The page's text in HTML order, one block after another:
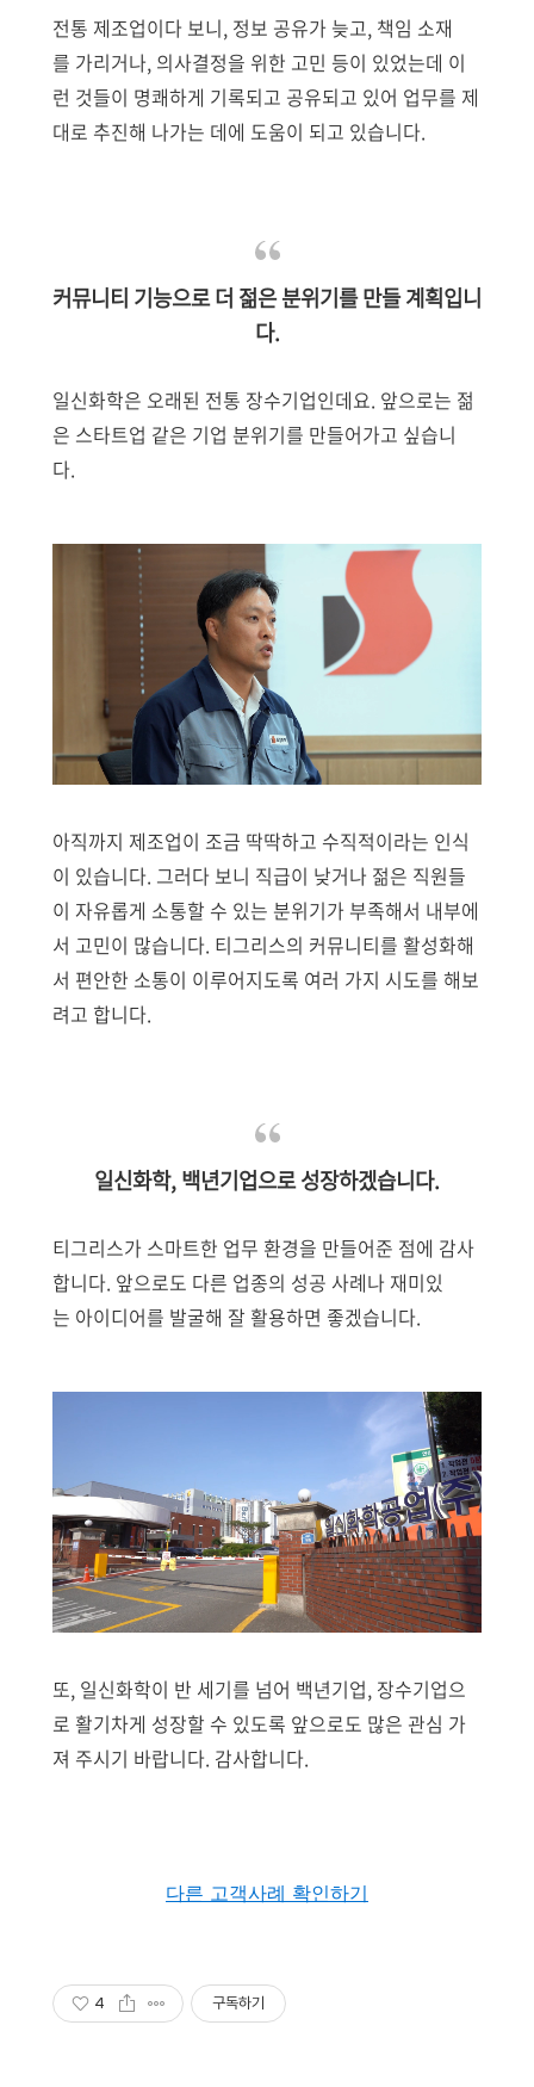
전통 제조업이다 보니, 정보 공유가 늦고, 책임 소재
를 가리거나, 의사결정을 위한 고민 등이 있었는데 이
런 것들이 명쾌하게 기록되고 공유되고 있어 업무를 제
대로 추진해 나가는 데에 도움이 되고 있습니다.
커뮤니티 기능으로 더 젊은 분위기를 만들 계획입니
다.
일신화학은 오래된 전통 장수기업인데요. 앞으로는 젊
은 스타트업 같은 기업 분위기를 만들어가고 싶습니
다.
아직까지 제조업이 조금 딱딱하고 수직적이라는 인식
이 있습니다. 그러다 보니 직급이 낮거나 젊은 직원들
이 자유롭게 소통할 수 있는 분위기가 부족해서 내부에
서 고민이 많습니다. 티그리스의 커뮤니티를 활성화해
서 편안한 소통이 이루어지도록 여러 가지 시도를 해보
려고 합니다.
일신화학, 백년기업으로 성장하겠습니다.
티그리스가 스마트한 업무 환경을 만들어준 점에 감사
합니다. 앞으로도 다른 업종의 성공 사례나 재미있
는 아이디어를 발굴해 잘 활용하면 좋겠습니다.
또, 일신화학이 반 세기를 넘어 백년기업, 장수기업으
로 활기차게 성장할 수 있도록 앞으로도 많은 관심 가
져 주시기 바랍니다. 감사합니다.
다른 고객사례 확인하기
4 구독하기